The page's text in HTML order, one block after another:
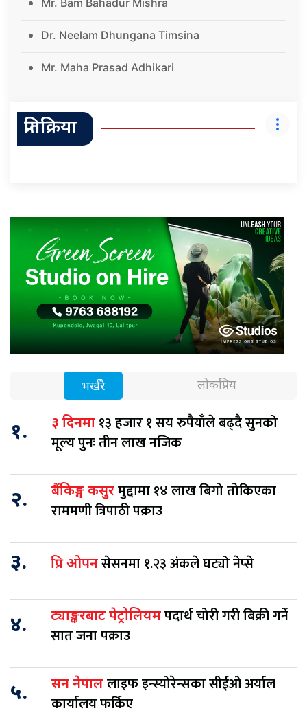
Mr. Bam Bahadur Mishra
Dr. Neelam Dhungana Timsina
Mr. Maha Prasad Adhikari
प्रतिक्रिया
भर्खरै लोकप्रिय
१. ३ दिनमा १३ हजार १ सय रुपैयाँले बढ्दै सुनको
मूल्य पुनः तीन लाख नजिक
२. बैंकिङ्ग कसुरमुद्दामा १४ लाख बिगो तोकिएका
राममणी त्रिपाठी पक्राउ
३. प्रि ओपनसेसनमा १.२३ अंकले घट्यो नेप्से
४. ट्याङ्करबाट पेट्रोलियमपदार्थ चोरी गरी बिक्री गर्ने
सात जना पक्राउ
५. सन नेपाललाइफ इन्स्योरेन्सका सीईओ अर्याल
कार्यालय फर्किए